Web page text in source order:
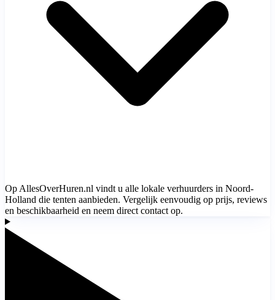
Op AllesOverHuren.nl vindt u alle lokale verhuurders in Noord-
Holland die tenten aanbieden. Vergelijk eenvoudig op prijs, reviews
en beschikbaarheid en neem direct contact op.